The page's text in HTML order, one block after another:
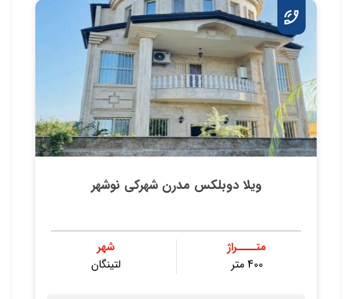
ویلا دوبلکس مدرن شهرکی نوشهر
متــــراژ
400 متر
شهر
لتینگان